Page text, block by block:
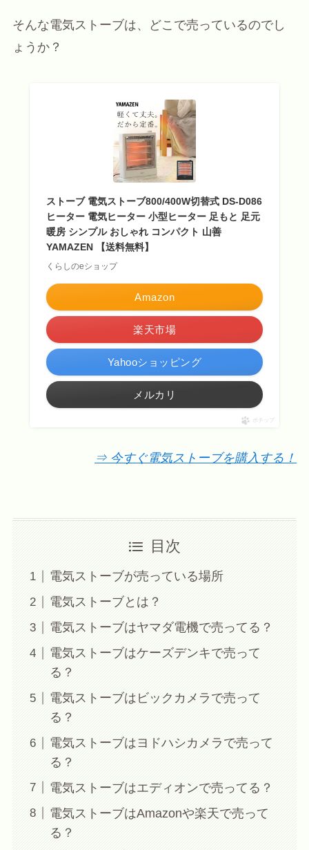
そんな電気ストーブは、どこで売っているのでし
ょうか？
ストーブ 電気ストーブ800/400W切替式 DS-D086
ヒーター 電気ヒーター 小型ヒーター 足もと 足元
暖房 シンプル おしゃれ コンパクト 山善
YAMAZEN 【送料無料】
くらしのeショップ
Amazon
楽天市場
Yahooショッピング
メルカリ
ポチップ
⇒ 今すぐ電気ス トーブを購入する！
目次
電気ストーブが売っている場所
電気ストーブとは？
電気ストーブはヤマダ電機で売ってる？
電気ストーブはケーズデンキで売って
る？
電気ストーブはビックカメラで売って
る？
電気ストーブはヨドハシカメラで売って
る？
電気ストーブはエディオンで売ってる？
電気ストーブはAmazonや楽天で売って
る？